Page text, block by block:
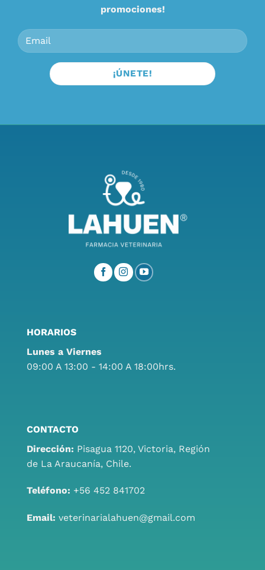
promociones!
HORARIOS
Lunes a Viernes
09:00 A 13:00 - 14:00 A 18:00hrs.
CONTACTO
Dirección: Pisagua 1120, Victoria, Región
de La Araucanía, Chile.
Teléfono: +56 452 841702
Email: veterinarialahuen@gmail.com